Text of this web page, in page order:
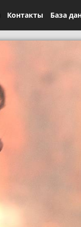
Контакты База